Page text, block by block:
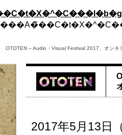
OTOTEN – Audio・Visual Festival 2017、オンキ
2017年5月13日